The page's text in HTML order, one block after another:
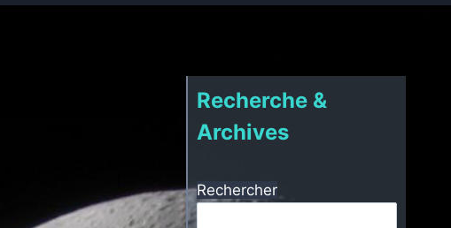
Recherche &
Archives
Rechercher